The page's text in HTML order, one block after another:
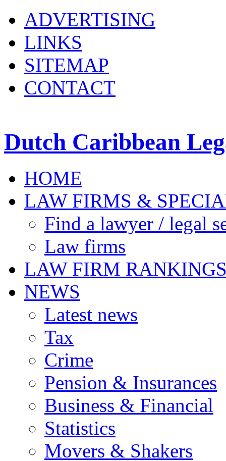
ADVERTISING
LINKS
SITEMAP
CONTACT
Dutch Caribbean
HOME
LAW FIRMS &
Find a lawyer / legal
Law firms
LAW FIRM
NEWS
Latest news
Tax
Crime
Pension & Insurances
Business & Financial
Statistics
Movers & Shakers